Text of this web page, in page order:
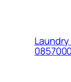
Laundry